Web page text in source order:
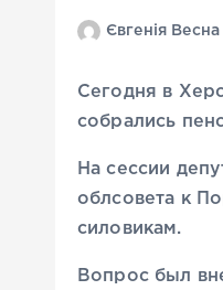
Євгенія Весна
Сегодня в
собрались
На сессии
облсовета к
силовикам.
Вопрос был